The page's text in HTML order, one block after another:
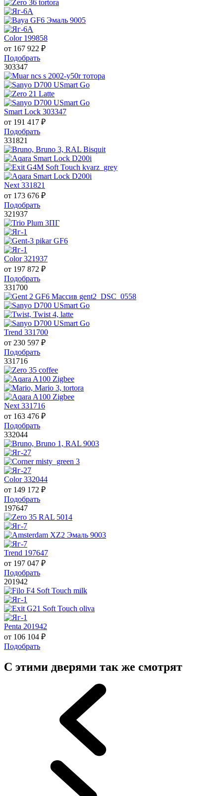
Color 199858
от 167 922 ₽
Подобрать
303347
Smart Lock 303347
от 191 417 ₽
Подобрать
331821
Next 331821
от 173 676 ₽
Подобрать
321937
Color 321937
от 197 872 ₽
Подобрать
331700
Trend 331700
от 230 597 ₽
Подобрать
331716
Next 331716
от 163 476 ₽
Подобрать
332044
Color 332044
от 149 172 ₽
Подобрать
197647
Trend 197647
от 197 047 ₽
Подобрать
201942
Penta 201942
от 106 104 ₽
Подобрать
С этими дверями так же смотрят